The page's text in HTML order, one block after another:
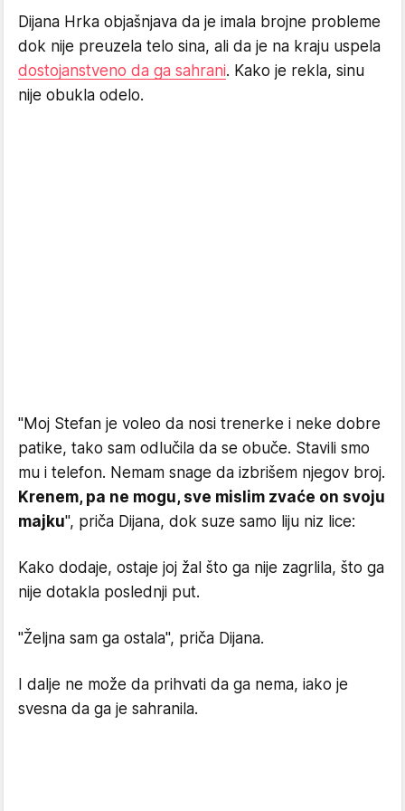
Dijana Hrka objašnjava da je imala brojne probleme
dok nije preuzela telo sina, ali da je na kraju uspela
dostojanstveno da ga sahrani. Kako je rekla, sinu
nije obukla odelo.
"Moj Stefan je voleo da nosi trenerke i neke dobre
patike, tako sam odlučila da se obuče. Stavili smo
mu i telefon. Nemam snage da izbrišem njegov broj.
Krenem, pa ne mogu, sve mislim zvaće on svoju
majku", priča Dijana, dok suze samo liju niz lice:
Kako dodaje, ostaje joj žal što ga nije zagrlila, što ga
nije dotakla poslednji put.
"Željna sam ga ostala", priča Dijana.
I dalje ne može da prihvati da ga nema, iako je
svesna da ga je sahranila.